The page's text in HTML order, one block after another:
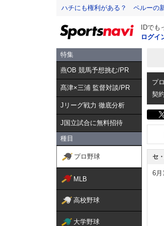
ハチにも権利がある？ ペルーの
IDでも
ログイ
特集
燕OB 競馬予想挑む/PR
髙津×三浦 監督対談/PR
Jリーグ戦力 徹底分析
J国立試合に無料招待
種目
プロ野球
MLB
高校野球
大学野球
プ
契
セ
6月